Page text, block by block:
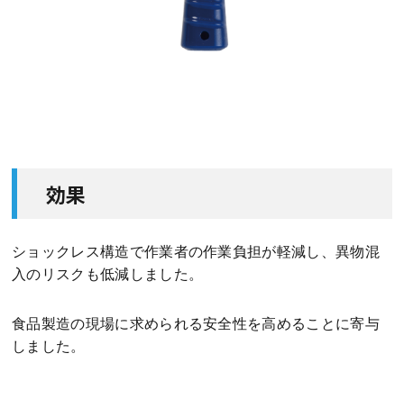
効果
ショックレス構造で作業者の作業負担が軽減し、異物混
入のリスクも低減しました。
食品製造の現場に求められる安全性を高めることに寄与
しました。